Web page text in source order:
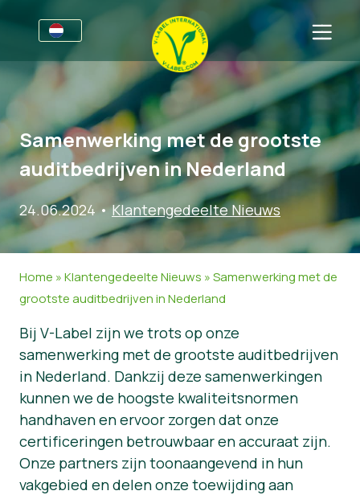
Voor bedrijven
Informatie voor producenten
V-Label Style Guide
Retail & Huismerken
V-Label Webinars
Voordelen
Criteria van het V-Label
Vraag het V-Label aan
Sectoren
Algemene Informatie
Levensmiddelen
Cosmetica & Schoonmaakmiddelen
Non-Food
FAQ
Voor consumenten
Algemene Informatie
Gecertificeerde Producten
Over ons
Over ons
Neem contact op.
Vraag het V-Label aan
Klantengedeelte
Persmateriaal
Samenwerking met de grootste
auditbedrijven in Nederland
24.06.2024 •Klantengedeelte Nieuws
Home »Klantengedeelte Nieuws »Samenwerking met de
grootste auditbedrijven in Nederland
Bij V-Label zijn we trots op onze
samenwerking met de grootste auditbedrijven
in Nederland. Dankzij deze samenwerkingen
kunnen we de hoogste kwaliteitsnormen
handhaven en ervoor zorgen dat onze
certificeringen betrouwbaar en accuraat zijn.
Onze partners zijn toonaangevend in hun
vakgebied en delen onze toewijding aan